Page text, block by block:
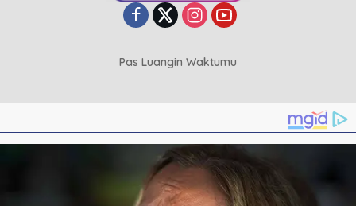
Pas Luangin Waktumu